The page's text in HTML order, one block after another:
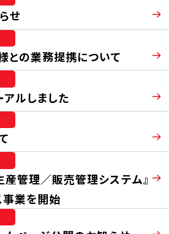
せ
との業務提携について
ルしました
管理／販売管理システム』
事業を開始